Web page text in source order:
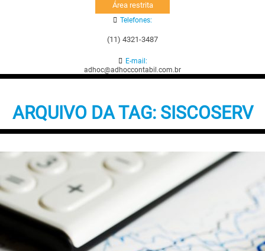
Área restrita
Telefones:
(11) 4321-3487
E-mail:
adhoc@adhoccontabil.com.br
ARQUIVO DA TAG: SISCOSERV